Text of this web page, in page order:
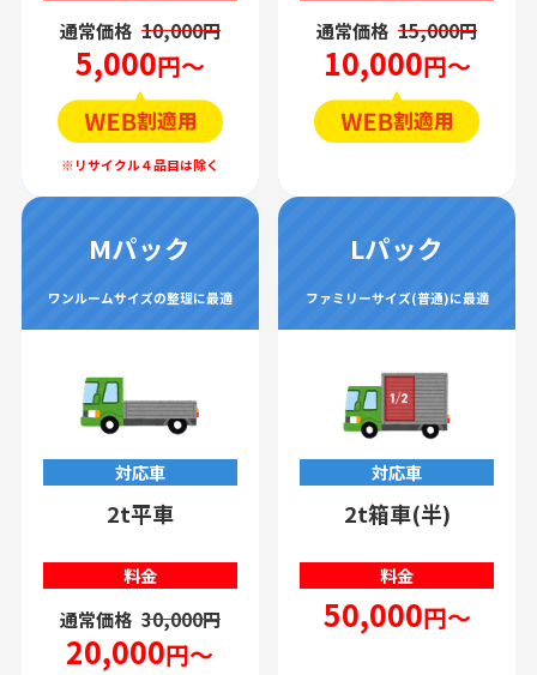
通常価格 10,000円
5,000円～
通常価格 15,000円
10,000円～
Mパック
ワンルームサイズの整理に最適
対応車
2t平車
料金
通常価格 30,000円
20,000円～
Lパック
ファミリーサイズ(普通)に最適
対応車
2t箱車(半)
料金
50,000円～